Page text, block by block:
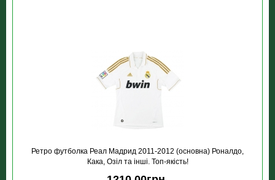
Ретро футболка Реал Мадрид 2011-2012 (основна) Роналдо,
Кака, Озіл та інші. Топ-якість!